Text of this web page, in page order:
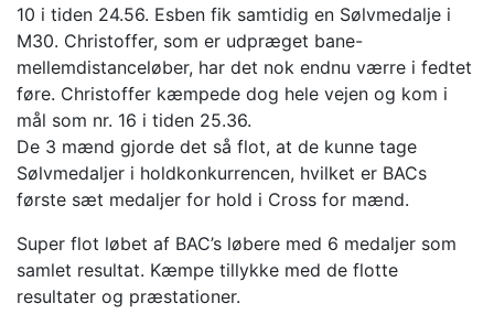
10 i tiden 24.56. Esben fik samtidig en Sølvmedalje i
M30. Christoffer, som er udpræget bane-
mellemdistanceløber, har det nok endnu værre i fedtet
føre. Christoffer kæmpede dog hele vejen og kom i
mål som nr. 16 i tiden 25.36.
De 3 mænd gjorde det så flot, at de kunne tage
Sølvmedaljer i holdkonkurrencen, hvilket er BACs
første sæt medaljer for hold i Cross for mænd.
Super flot løbet af BAC’s løbere med 6 medaljer som
samlet resultat. Kæmpe tillykke med de flotte
resultater og præstationer.